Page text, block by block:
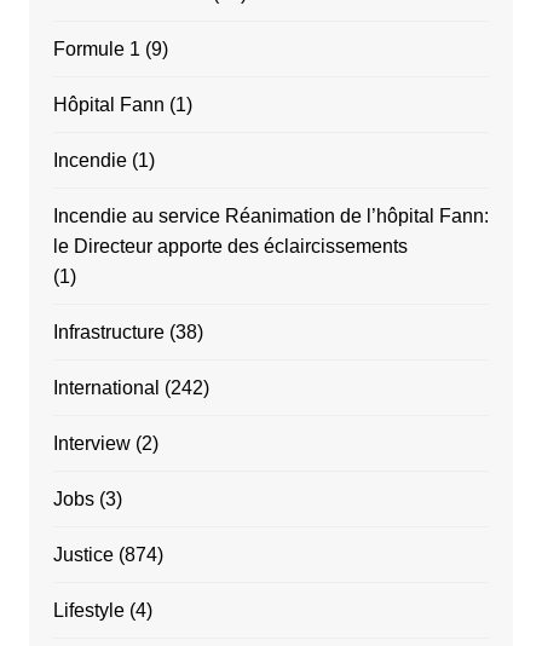
Formule 1 (9)
Hôpital Fann (1)
Incendie(1)
Incendie au service Réanimation de l’hôpital Fann:
le Directeur apporte des éclaircissements
(1)
Infrastructure(38)
International (242)
Interview(2)
Jobs(3)
Justice(874)
Lifestyle(4)